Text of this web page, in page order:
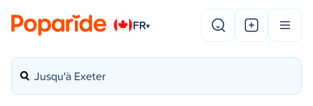
FR▾
Jusqu'à Exeter